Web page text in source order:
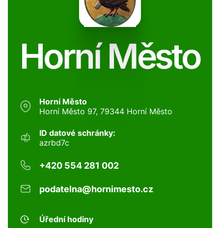
Horní Město
Horní Město
Horní Město 97, 79344 Horní Město
ID datové schránky:
azrbd7c
+420 554 281 002
podatelna@hornimesto.cz
Úřední hodiny